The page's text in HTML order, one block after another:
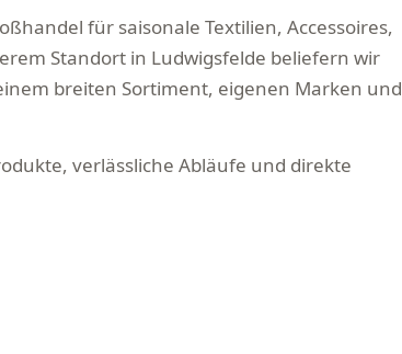
für saisonale Textilien, Accessoires,
Standort in Ludwigsfelde beliefern wir
breiten Sortiment, eigenen Marken und
verlässliche Abläufe und direkte